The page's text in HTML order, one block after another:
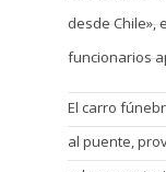
desde Chile»,
funcionarios
El carro
al puente,